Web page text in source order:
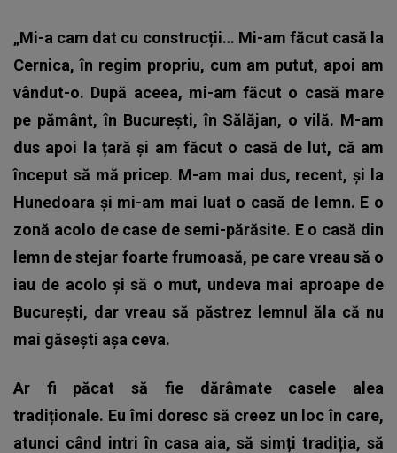
„Mi-a cam dat cu construcții… Mi-am făcut casă la
Cernica, în regim propriu, cum am putut, apoi am
vândut-o. După aceea, mi-am făcut o casă mare
pe pământ, în București, în Sălăjan, o vilă. M-am
dus apoi la țară și am făcut o casă de lut, că am
început să mă pricep. M-am mai dus, recent, și la
Hunedoara și mi-am mai luat o casă de lemn. E o
zonă acolo de case de semi-părăsite. E o casă din
lemn de stejar foarte frumoasă, pe care vreau să o
iau de acolo și să o mut, undeva mai aproape de
București, dar vreau să păstrez lemnul ăla că nu
mai găsești așa ceva.
Ar fi păcat să fie dărâmate casele alea
tradiționale. Eu îmi doresc să creez un loc în care,
atunci când intri în casa aia, să simți tradiția, să